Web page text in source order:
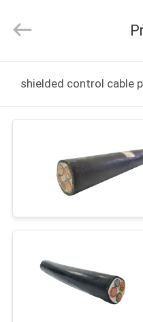
PRODUK
TAMPILAN
VR
TENTANG
(Group)
Rights
shielded control cable